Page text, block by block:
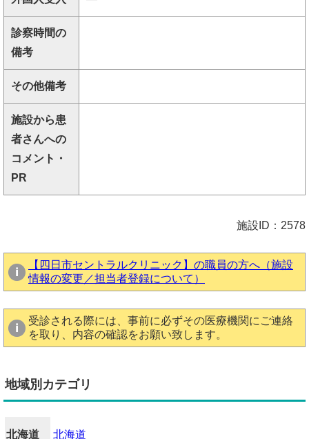
診察時間の
備考
その他備考
施設から患
者さんへの
コメント・
PR
施設ID：2578
【四日市セントラルクリニック】の職員の方へ（施設
情報の変更／担当者登録について）
受診される際には、事前に必ずその医療機関にご連絡
を取り、内容の確認をお願い致します。
地域別カテゴリ
北海道 北海道